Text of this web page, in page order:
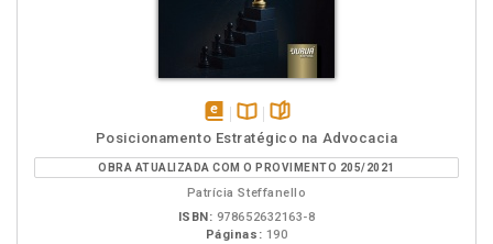
disponível
em
eBook
Disponível
na
B.V.
páginas
Posicionamento Estratégico na Advocacia
OBRA ATUALIZADA COM O PROVIMENTO 205/2021
Patrícia Steffanello
ISBN: 978652632163-8
Páginas: 190